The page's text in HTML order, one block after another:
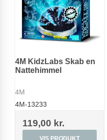
4M KidzLabs Skab en
Nattehimmel
4M
4M-13233
119,00 kr.